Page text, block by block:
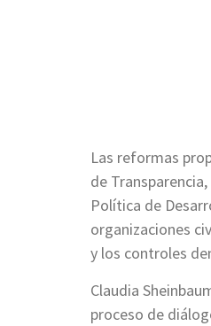
Las reformas
de
Política de
organizaciones
y los controles
Claudia
proceso de